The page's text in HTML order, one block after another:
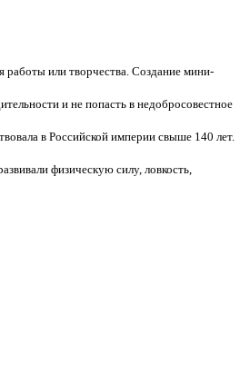
работы или творчества. Создание мини-
и не попасть в недобросовестное
в Российской империи свыше 140 лет.
физическую силу, ловкость,